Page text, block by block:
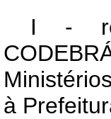
I -
à